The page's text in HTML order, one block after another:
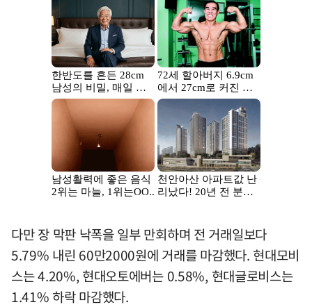
다만 장 막판 낙폭을 일부 만회하며 전 거래일보다
5.79% 내린 60만2000원에 거래를 마감했다. 현대모비
스는 4.20%, 현대오토에버는 0.58%, 현대글로비스는
1.41% 하락 마감했다.